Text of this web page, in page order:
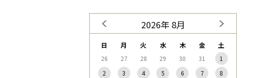
2026年 8月
日 月 火 水 木 金 土
26 27 28 29 30 31
1
2
3 4 5 6 7
8